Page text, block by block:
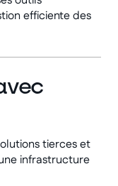
efficiente des
tierces et
infrastructure